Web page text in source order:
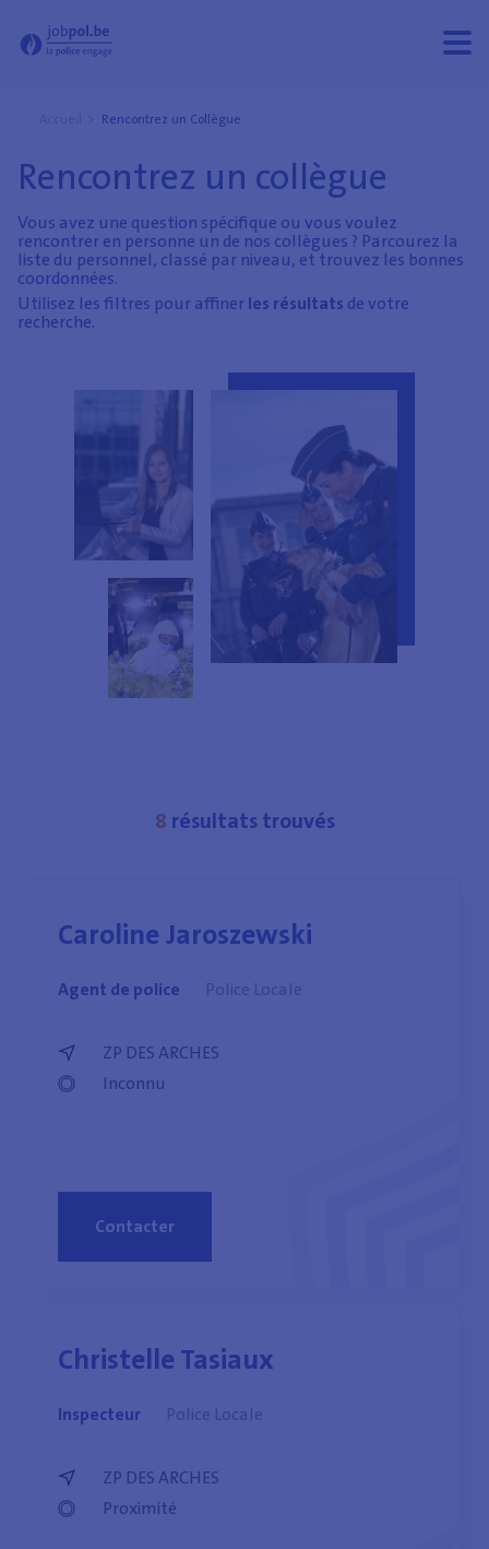
Rencontrez un collègue - Jobpol
Rencontrez un Collègue
Rencontrez un collègue
Vous avez une question spécifique ou vous voulez
rencontrer en personne un de nos collègues ? Parcourez la
liste du personnel, classé par niveau, et trouvez les bonnes
coordonnées.
Utilisez les filtres pour affinerles résultats de votre
recherche.
8 résultats trouvés
Caroline Jaroszewski
Agent de police Police Locale
ZP DES ARCHES
Inconnu
Contacter
Christelle Tasiaux
Inspecteur Police Locale
ZP DES ARCHES
Proximité